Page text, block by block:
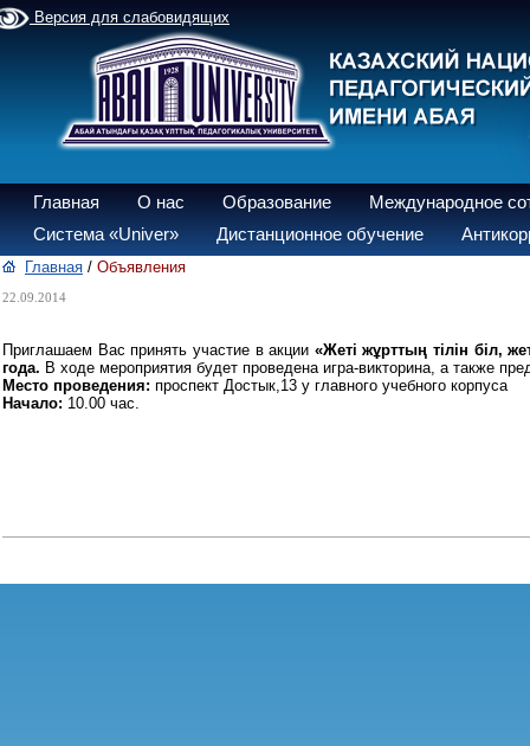
Версия для слабовидящих
Главная О нас Образование
Международное
Система «Univer»
Дистанционное обучение
Главная / Объявления
22.09.2014
Приглашаем Вас принять участие в акции «Жеті жұрттың тілін біл,
года. В ходе мероприятия будет проведена игра-викторина, а также
Место проведения: проспект Достык,13 у главного учебного корпуса
Начало: 10.00 час.